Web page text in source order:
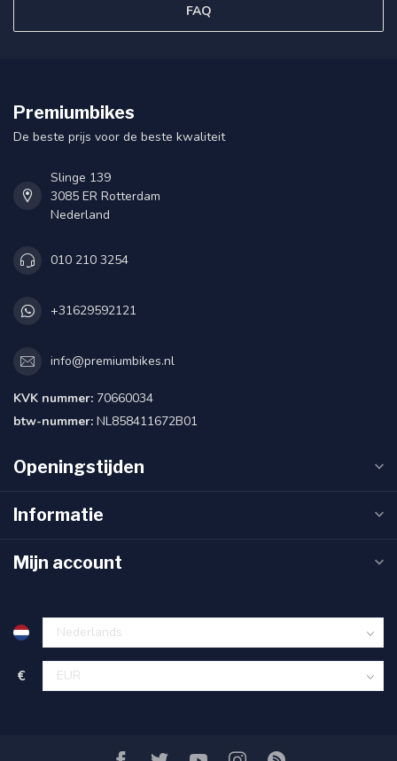
FAQ
Premiumbikes
De beste prijs voor de beste kwaliteit
Slinge 139
3085 ER Rotterdam
Nederland
010 210 3254
+31629592121
info@premiumbikes.nl
KVK nummer: 70660034
btw-nummer: NL858411672B01
Openingstijden
Informatie
Mijn account
€